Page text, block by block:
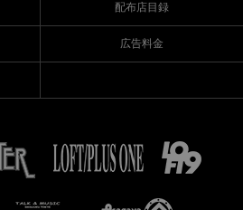
配布店目録
広告料金